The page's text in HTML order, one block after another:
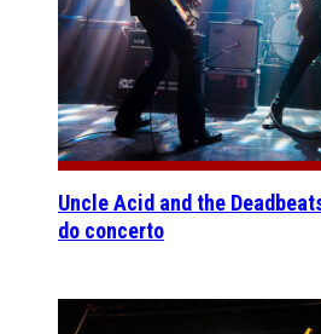
Uncle Acid and the
do concerto